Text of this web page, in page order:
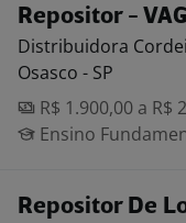
Repositor -
Distribuidora
Osasco - SP
R$ 1.900,00 a R$
Ensino
Repositor De